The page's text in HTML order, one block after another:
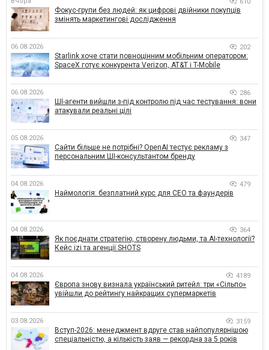
Фокус-групи без людей: як цифрові двійники покупців
змінять маркетингові дослідження
06.08.2026 202
Starlink хоче стати повноцінним мобільним оператором:
SpaceX готує конкурента Verizon, AT&T і T-Mobile
06.08.2026 286
ШІ-агенти вийшли з-під контролю під час тестування: вони
атакували реальні цілі
05.08.2026 347
Сайти більше не потрібні? OpenAI тестує рекламу з
персональним ШІ-консультантом бренду
04.08.2026 479
Наймологія: безплатний курс для CEO та фаундерів
04.08.2026 364
Як поєднати стратегію, створену людьми, та AI-технології?
Кейс izi та агенції SHOTS
04.08.2026 4189
Європа знову визнала український ритейл: три «Сільпо»
увійшли до рейтингу найкращих супермаркетів
03.08.2026 3159
Вступ-2026: менеджмент вдруге став найпопулярнішою
спеціальністю, а кількість заяв — рекордна за 5 років